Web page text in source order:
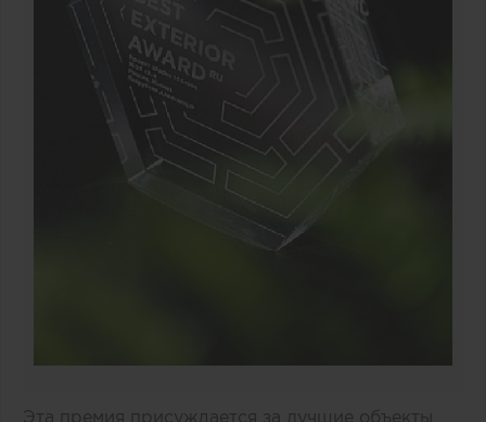
Эта премия присуждается за лучшие объекты